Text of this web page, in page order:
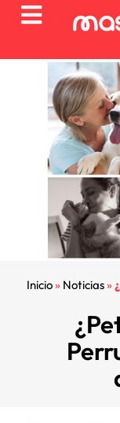
Inicio» Noticias»